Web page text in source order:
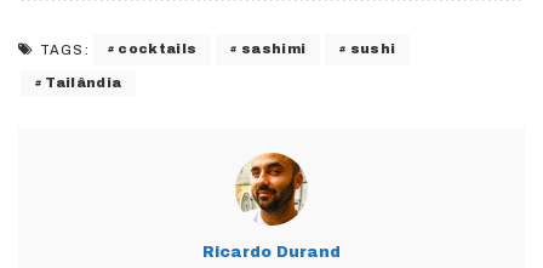
TAGS: cocktails sashimi sushi
Tailândia
Ricardo Durand